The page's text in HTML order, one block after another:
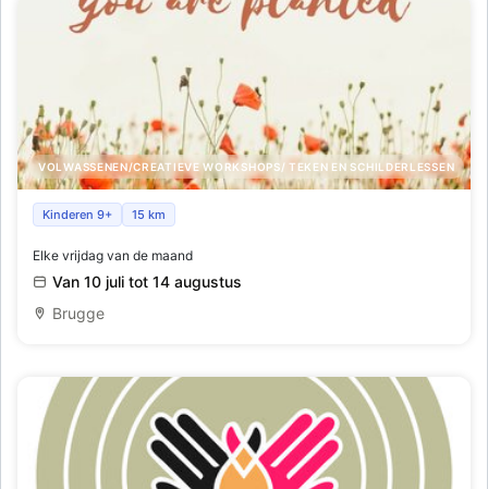
VOLWASSENEN/CREATIEVE WORKSHOPS/ TEKEN EN SCHILDERLESSEN
Basiscursus Vedic art
Kinderen 9+ 15 km
Elke vrijdag van de maand
Van 10 juli tot 14 augustus
Brugge